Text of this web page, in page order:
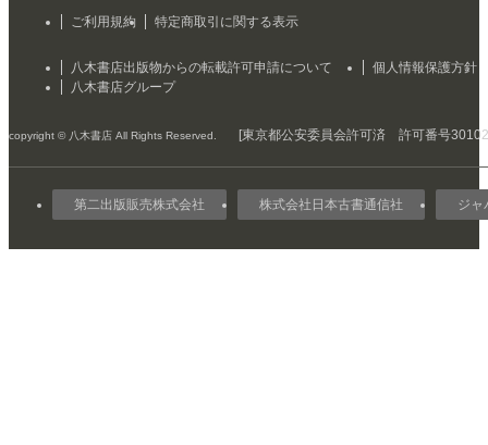
ご利用規約 特定商取引に関する表示
八木書店出版物からの転載許可申請について
個人情報保護方針
八木書店グループ
copyright © 八木書店 All Rights Reserved. [東京都公安委員会許可済 許可番号
第二出版販売株式会社 株式会社日本古書通信社 ジャ